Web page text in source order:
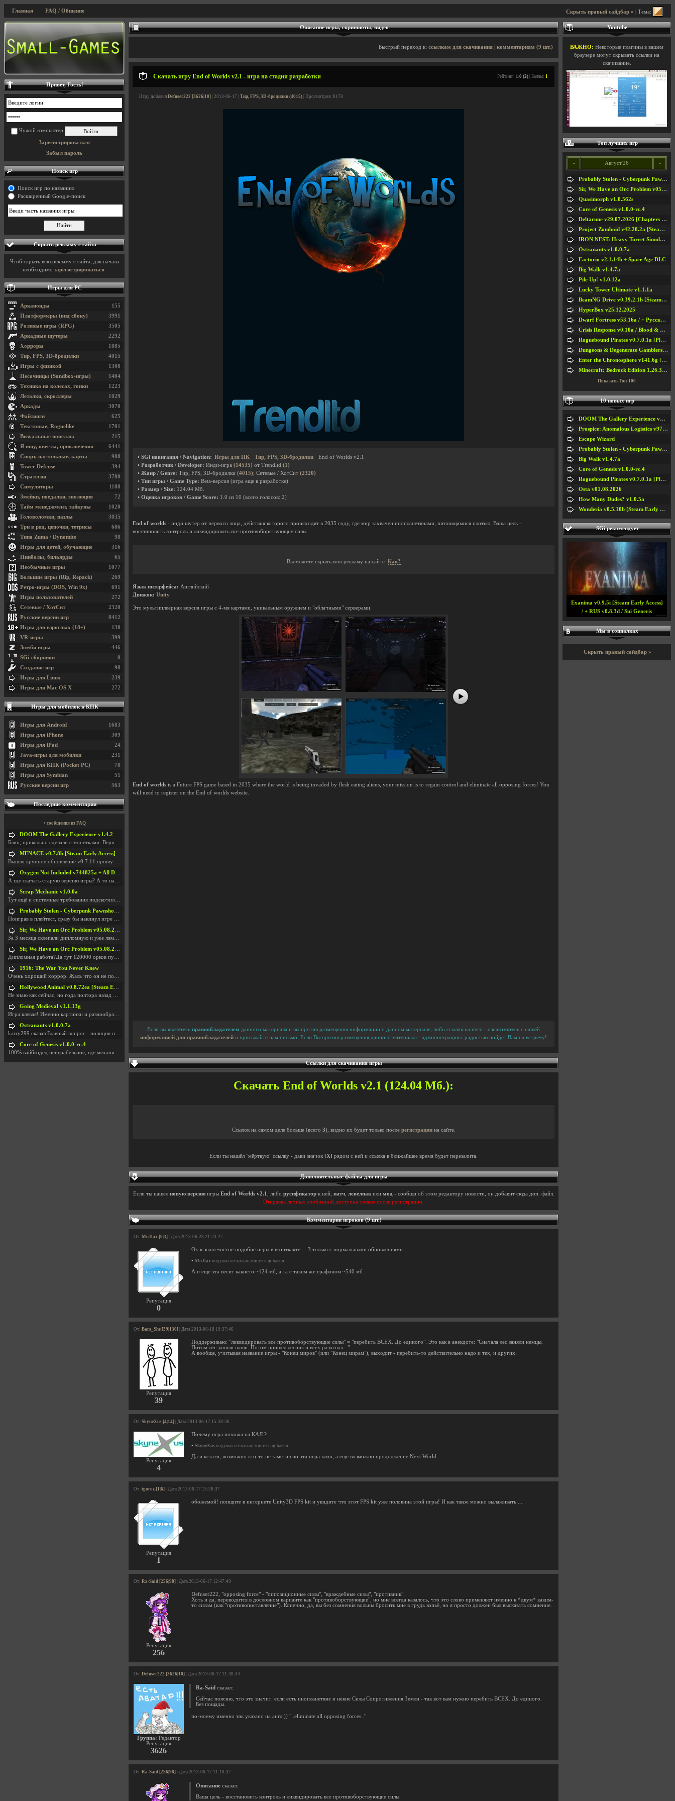
Скрыть правый сайдбар » | Тема:
Главная FAQ / Общение
Описание игры, скриншоты, видео
Быстрый переход к: ссылкам для скачивания комментариям (9 шт.)
Скачать игру End of Worlds v2.1 - игра на стадии разработки Рейтинг: 1.0 (2) | Баллы: 1
Игру добавил Defuser222 [3626|10] | 2013-06-17 | Тир, FPS, 3D-бродилки (4015) | Просмотров: 8170
• SGi навигация / Navigation: Игры для ПК Тир, FPS, 3D-бродилки
End of Worlds v2.1
• Разработчик / Developer: Инди-игра (14535) от Trendltd (1)
• Жанр / Genre: Тир, FPS, 3D-бродилки (4015); Сетевые / ХотСит (2320)
• Тип игры / Game Type: Beta-версия (игра еще в разработке)
• Размер / Size: 124.04 Мб.
• Оценка игроков / Game Score: 1.0 из 10 (всего голосов: 2)
End of worlds - инди шутер от первого лица, действия которого происходят в 2035 году, где мир захвачен инопланетянами, питающимися плотью. Ваша цель -
восстановить контроль и ликвидировать все противоборствующие силы.
Вы можете скрыть всю рекламу на сайте. Как?
Язык интерфейса: Английский
Движок: Unity
Это мультиплеерная версия игры с 4-мя картами, уникальным оружием и "облачными" серверами.
#6
#8
End of worlds is a Future FPS game based in 2035 where the world is being invaded by flesh eating aliens, your mission is to regain control and eliminate all opposing forces! You
will need to register on the End of worlds website.
Если вы являетесь правообладателем данного материала и вы против размещения информации о данном материале, либо ссылок на него - ознакомьтесь с нашей
информацией для правообладателей и присылайте нам письмо. Если Вы против размещения данного материала - администрация с радостью пойдет Вам на встречу!
Ссылки для скачивания игры
Скачать End of Worlds v2.1 (124.04 Мб.):
Ссылок на самом деле больше (всего 3), видно их будет только после регистрациина сайте.
Если ты нашёл "мёртвую" ссылку - дави значок [X] рядом с ней и ссылка в ближайшее время будет перезалита.
Дополнительные файлы для игры
Если ты нашел новую версиюигры End of Worlds v2.1 , либо русификаторк ней, патч, левелпакили мод - сообщи об этом редактору новости, он добавит сюда доп. файл.
Отправка личных сообщений доступна только после регистрации.
Комментарии игроков (9 шт.)
От: MuJlax [0|3] | Дата 2013-06-28 21:23:27
Репутация
0
Ох я знаю чистое подобие игры в вконткакте... :З только с нормальными обновлениями...
• MuJlax подумал несколько минут и добавил:
А и еще эта весит какието ~124 мб, а та с таким же графоном ~540 мб
От: Bars_She [39|130] | Дата 2013-06-18 19:37:46
Репутация
39
Поддерживаю: "ликвидировать все противоборствующие силы" = "перебить ВСЕХ. До единого". Это как в анекдоте: "Сначала лес заняли немцы.
Потом лес заняли наши. Потом пришел лесник и всех разогнал..."
А вообще, учитывая название игры - "Конец миров" (или "Конец мирам"), выходит - перебить-то действительно надо и тех, и других.
От: SkyneXus [4|14] | Дата 2013-06-17 15:38:38
Репутация
4
Почему игра похожа на КАЛ ?
• SkyneXus подумал несколько минут и добавил:
Да и кстати, возможно кто-то не заметил но эта игра клон, а еще возможно продолжение Next World
От: igoroz [1|6] | Дата 2013-06-17 13:38:37
Репутация
1
обожемой! поищите в интернете Unity3D FPS kit и увидите что этот FPS kit уже половина этой игры! И как такое можно вылаживать.....
От: Ra-Said [256|98] | Дата 2013-06-17 12:47:49
Репутация
256
Defuser222, "opposing force" - "оппозиционные силы", "враждебные силы", "противник".
Хоть и да, переводится в дословном варианте как "противоборствующие", но мне всегда казалось, что это слово применяют именно к *двум* каким-
то силам (как "противопоставление"). Конечно, да, вы без сомнения вольны бросить мне в грудь копьё, но я просто должен был высказать сомнение.
От: Defuser222 [3626|10] | Дата 2013-06-17 11:38:34
Группа: Редактор
Репутация
3626
Ra-Said сказал:
Сейчас поясню, что это значит: если есть инопланетяне и некие Силы Сопротивления Земли - так вот вам нужно перебить ВСЕХ. До единого.
Без пощады.
по-моему именно так указано на англ.)) "..eliminate all opposing forces.."
От: Ra-Said [256|98] | Дата 2013-06-17 11:18:37
Описание сказал:
Ваша цель - восстановить контроль и ликвидировать все противоборствующие силы.
Привет, Гость!
Чужой компьютер
Зарегистрироваться
Забыл пароль
Поиск игр
Поиск игр по названию
Расширенный Google-поиск
Скрыть рекламу с сайта
Чтоб скрыть всю рекламу с сайта, для начала
необходимо зарегистрироваться
Игры для PC
155
Арканоиды
3991
Платформеры (вид сбоку)
3505
Ролевые игры (RPG)
2292
Аркадные шутеры
1885
Хорроры
4015
Тир, FPS, 3D-бродилки
1308
Игры с физикой
1404
Песочницы (Sandbox-игры)
1223
Техника на колесах, гонки
1029
Леталки, скроллеры
3070
Аркады
625
Файтинги
1701
Текстовые, Roguelike
215
Визуальные новеллы
6441
Я ищу, квесты, приключения
988
Спорт, настольные, карты
394
Tower Defense
3780
Стратегии
1188
Симуляторы
72
Змейки, поедалки, эволюция
1020
Тайм менеджмент, тайкуны
3035
Головоломки, пазлы
686
Три в ряд, цепочки, тетрисы
98
Типа Zuma / Dynomite
316
Игры для детей, обучающие
65
Пинболы, бильярды
1077
Необычные игры
269
Большие игры (Rip, Repack)
691
Ретро-игры (DOS, Win 9x)
272
Игры пользователей
2320
Сетевые / ХотСит
8412
Русские версии игр
130
Игры для взрослых (18+)
399
VR-игры
446
Зомби игры
0
SGi-сборники
98
Создание игр
239
Игры для Linux
272
Игры для Mac OS X
Игры для мобилок и КПК
1683
Игры для Android
309
Игры для iPhone
24
Игры для iPad
231
Java-игры для мобилки
78
Игры для КПК (Pocket PC)
51
Игры для Symbian
563
Русские версии игр
Последние комментарии
+ сообщения из FAQ
DOOM The Gallery Experience v1.4.2
Блин, прикольно сделали с монетками. Вернулся в св
MENACE v0.7.8b [Steam Early Access]
Вышло крупное обновление v0.7.11 прошу обновить
Oxygen Not Included v744825a + All DLC
А где скачать старую версию игры? А то на новой но
Scrap Mechanic v1.0.0a
Тут ещё и системные требования подскочили. Если не
Probably Stolen - Cyberpunk Pawnshop Simulator v048c [Playtest]
Поиграв в плейтест, сразу бы накинул игре наивысши
Sir, We Have an Orc Problem v05.08.2026
За 3 месяца склепали дипломную и уже лям двести ба
Sir, We Have an Orc Problem v05.08.2026
Дипломная работа?Да тут 120000 орков путь выбирают
1916: The War You Never Knew
Очень хороший хоррор. Жаль что он не получил должн
Hollywood Animal v0.8.72ea [Steam Early Access]
Не знаю как сейчас, но года полтора назад игра был
Going Medieval v1.1.13g
Игра клевая! Именно картинки и разнообразия в стро
Ostranauts v1.0.0.7a
karry299 сказал:Главный вопрос - полиция по-прежне
Core of Genesis v1.0.0-rc.4
100% вайбкодед неиграбельное, где механики знает т
Youtube
ВАЖНО: Некоторые плагины в вашем
браузере могут скрывать ссылки на
скачивание.
Топ лучших игр
« Август'26 »
Probably Stolen - Cyberpunk Pawnshop Simulator v048c [Playtest]
Sir, We Have an Orc Problem v05.08.2026
Quasimorph v1.0.562s
Core of Genesis v1.0.0-rc.4
Deltarune v29.07.2026 [Chapters 1-5] / + RUS [Chapters 1-5]
Project Zomboid v42.20.2a [Steam Early Access]
IRON NEST: Heavy Turret Simulator v1.0a
Ostranauts v1.0.0.7a
Factorio v2.1.14b + Space Age DLC
Big Walk v1.4.7a
Pile Up! v1.0.12a
Lucky Tower Ultimate v1.1.1a
BeamNG Drive v0.39.2.1b [Steam Early Access]
HyperBox v25.12.2025
Dwarf Fortress v53.16a / + Русская Версия v50.12a
Crisis Response v0.10a / Blood & Bullet
Roguebound Pirates v0.7.0.1a [Playtest]
Dungeons & Degenerate Gamblers v2.0.2a
Enter the Chronosphere v141.6g [Steam Early Access]
Minecraft: Bedrock Edition 1.26.33.1a / + TLauncher v2.89
Показать Топ-100
10 новых игр
DOOM The Gallery Experience v1.4.2
Prospice: Anomalous Logistics v97 [Playtest]
Escape Wizard
Probably Stolen - Cyberpunk Pawnshop Simulator v048c [Playtest]
Big Walk v1.4.7a
Core of Genesis v1.0.0-rc.4
Roguebound Pirates v0.7.0.1a [Playtest]
Osta v01.08.2026
How Many Dudes? v1.0.5a
Wonderia v0.5.10b [Steam Early Access]
SGi рекомендует
Exanima v0.9.5i [Steam Early Access]
/ + RUS v0.8.3d / Sui Generis
Мы в социалках
Скрыть правый сайдбар »